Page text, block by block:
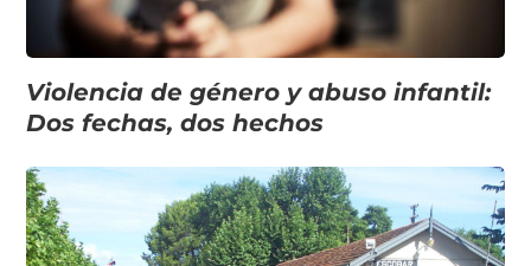
Violencia de género y abuso infantil:
Dos fechas, dos hechos